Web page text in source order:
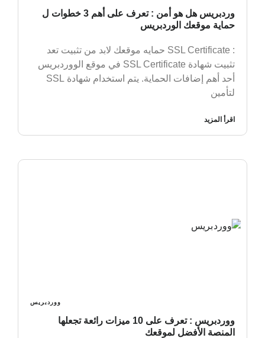
وردبريس هل هو أمن : تعرف على أهم 3 خطوات ل
حماية موقعك الوردبريس
: SSL Certificate حمايه موقعك لابد من تثبيت تعد
تثبيت شهادة SSL Certificate في موقع الووردبريس
أحد أهم إضافات الحماية. يتم استخدام شهادة SSL
لتأمين
اقرأ المزيد
ووردبريس
ووردبريس : تعرف على 10 ميزات رائعة تجعلها
المنصة الأفضل لموقعك